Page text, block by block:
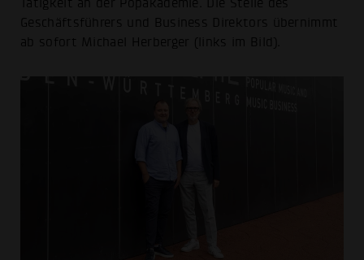
Tätigkeit an der Popakademie. Die Stelle des
Geschäftsführers und Business Direktors übernimmt
ab sofort Michael Herberger (links im Bild).